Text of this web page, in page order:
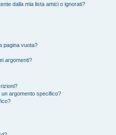
dalla mia lista amici o ignorati?
pagina vuota?
argomenti?
argomento specifico?